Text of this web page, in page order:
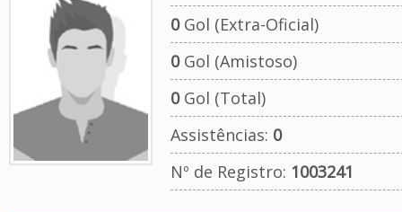
0Gol (Extra-Oficial)
0Gol (Amistoso)
0Gol (Total)
Assistências: 0
Nº de Registro: 1003241